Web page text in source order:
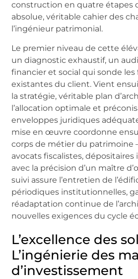
construction en quatre étapes
absolue, véritable cahier des
l’ingénieur patrimonial.
Le premier niveau de cette
un diagnostic exhaustif, un
financier et social qui sonde
existantes du client. Vient
la stratégie, véritable plan
l’allocation optimale et
enveloppes juridiques
mise en œuvre coordonne
corps de métier du patrimoine
avocats fiscalistes,
avec la précision d’un maître
suivi assure l’entretien de
périodiques institutionnelles,
réadaptation continue de
nouvelles exigences du cycle
L’excellence des
L’ingénierie des
d’investissement